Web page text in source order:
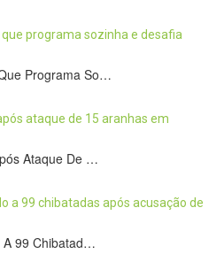
Programa So…
Ataque De …
A 99 Chibatad…